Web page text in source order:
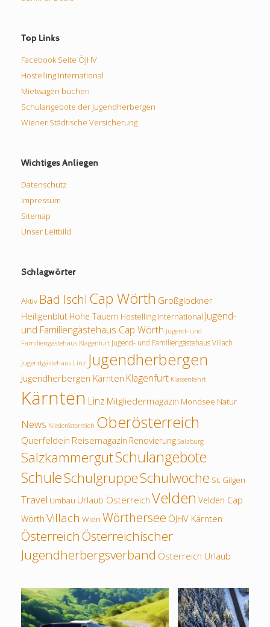
Top Links
Facebook Seite ÖJHV
Hostelling International
Mietwagen buchen
Schulangebote der Jugendherbergen
Wiener Städtische Versicherung
Wichtiges Anliegen
Datenschutz
Impressum
Sitemap
Unser Leitbild
Schlagwörter
Aktiv Bad Ischl Cap Wörth Großglockner
Heiligenblut Hohe Tauern Hostelling International Jugend-
und Familiengästehaus Cap Wörth Jugend- und
Familiengästehaus Klagenfurt Jugend- und Familiengästehaus Villach
Jugendgästehaus Linz Jugendherbergen
Jugendherbergen Kärnten Klagenfurt Klassenfahrt
Kärnten Linz Mitgliedermagazin Mondsee Natur
News Niederösterreich Oberösterreich
Querfeldein Reisemagazin Renovierung Salzburg
SalzkammergutSchulangebote
SchuleSchulgruppeSchulwoche St. Gilgen
Travel Umbau Urlaub Österreich Velden Velden Cap
Wörth Villach Wien Wörthersee ÖJHV Kärnten
Österreich Österreichischer
Jugendherbergsverband Österreich Urlaub